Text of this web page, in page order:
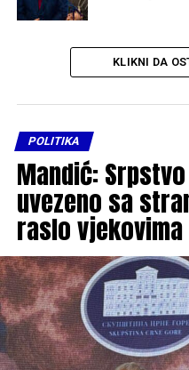
KLIKNI DA
POLITIKA
Mandić:
uvezeno sa
raslo vjekovima